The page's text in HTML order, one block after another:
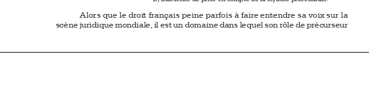

